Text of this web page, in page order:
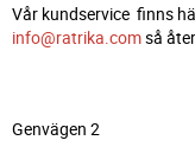
Vår kundservice finns
info@ratrika.comså
Genvägen 2